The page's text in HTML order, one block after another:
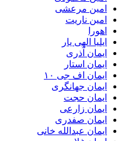
امین مرعشی
امین ناریت
اهورا
ایلیا الهی یار
ایمان آذری
ایمان استار
ایمان اف جی ۱۰
ایمان جهانگری
ایمان حجت
ایمان زارعی
ایمان صفدری
ایمان عبدالله خانی